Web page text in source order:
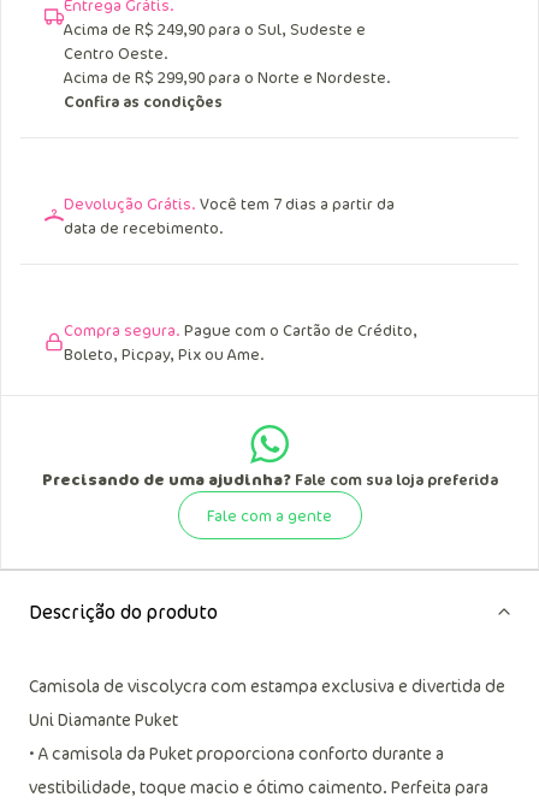
Entrega Grátis.
Acima de R$ 249,90 para o Sul, Sudeste e
Centro Oeste.
Precisando de uma ajudinha?Fale com sua loja preferida
Camisola de viscolycra com estampa exclusiva e divertida de
Uni Diamante Puket